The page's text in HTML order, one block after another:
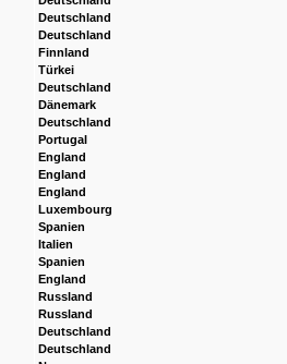
Deutschland
Deutschland
Finnland
Türkei
Deutschland
Dänemark
Deutschland
Portugal
England
England
England
Luxembourg
Spanien
Italien
Spanien
England
Russland
Russland
Deutschland
Deutschland